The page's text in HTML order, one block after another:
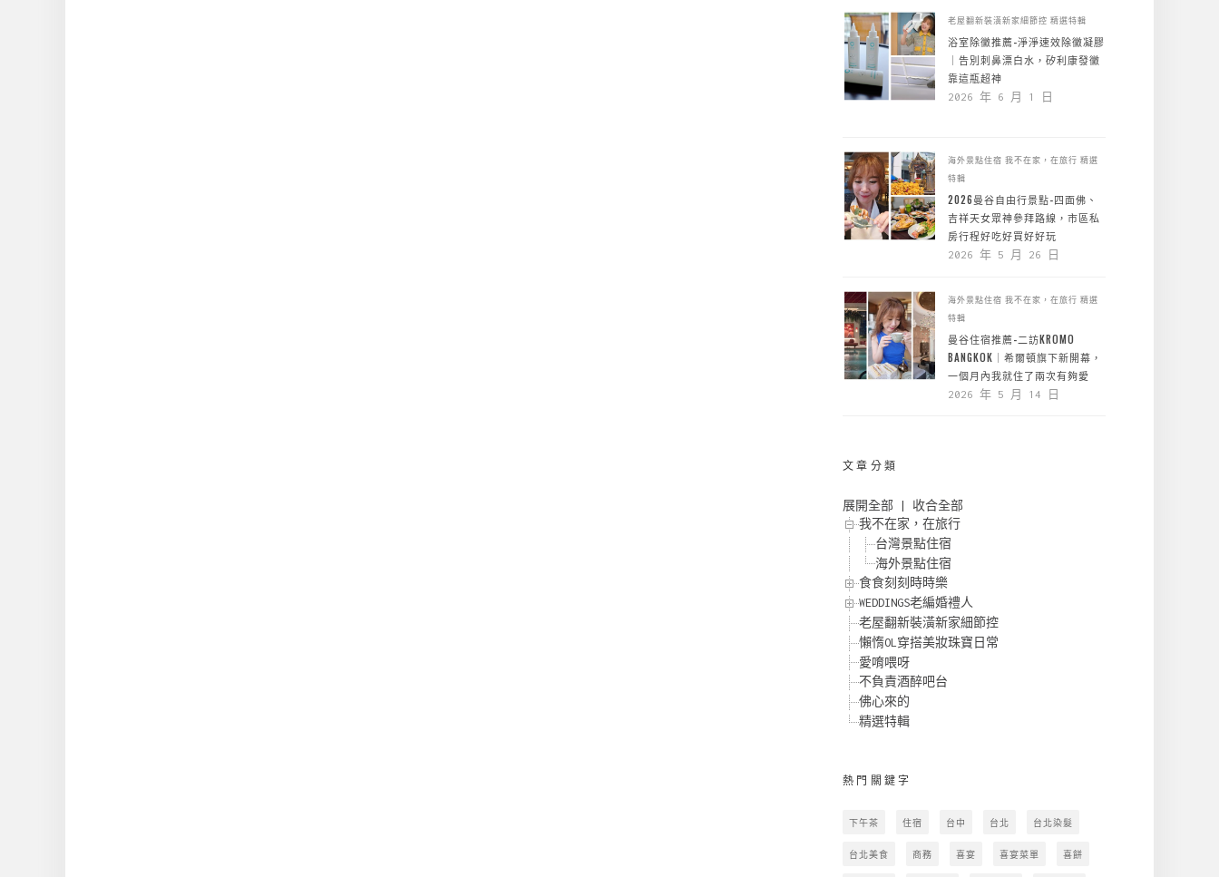
老屋翻新裝潢新家細節控 精選特輯
浴室除黴推薦-淨淨速效除黴凝膠
｜告別刺鼻漂白水，矽利康發黴
靠這瓶超神
2026 年 6 月 1 日
海外景點住宿 我不在家，在旅行 精選
特輯
2026曼谷自由行景點-四面佛、
吉祥天女眾神參拜路線，市區私
房行程好吃好買好好玩
2026 年 5 月 26 日
海外景點住宿 我不在家，在旅行 精選
特輯
曼谷住宿推薦-二訪KROMO
BANGKOK｜希爾頓旗下新開幕，
一個月內我就住了兩次有夠愛
2026 年 5 月 14 日
文章分類
展開全部
收合全部
我不在家，在旅行
台灣景點住宿
海外景點住宿
食食刻刻時時樂
WEDDINGS老編婚禮人
老屋翻新裝潢新家細節控
懶惰OL穿搭美妝珠寶日常
愛唷喂呀
不負責酒醉吧台
佛心來的
精選特輯
熱門關鍵字
下午茶 住宿 台中 台北 台北染髮
台北美食 商務 喜宴 喜宴菜單 喜餅